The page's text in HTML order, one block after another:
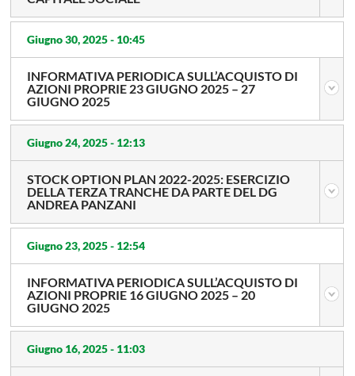
Giugno 30, 2025 - 10:45
INFORMATIVA PERIODICA SULL’ACQUISTO DI
AZIONI PROPRIE 23 GIUGNO 2025 – 27
GIUGNO 2025
Giugno 24, 2025 - 12:13
STOCK OPTION PLAN 2022-2025: ESERCIZIO
DELLA TERZA TRANCHE DA PARTE DEL DG
ANDREA PANZANI
Giugno 23, 2025 - 12:54
INFORMATIVA PERIODICA SULL’ACQUISTO DI
AZIONI PROPRIE 16 GIUGNO 2025 – 20
GIUGNO 2025
Giugno 16, 2025 - 11:03